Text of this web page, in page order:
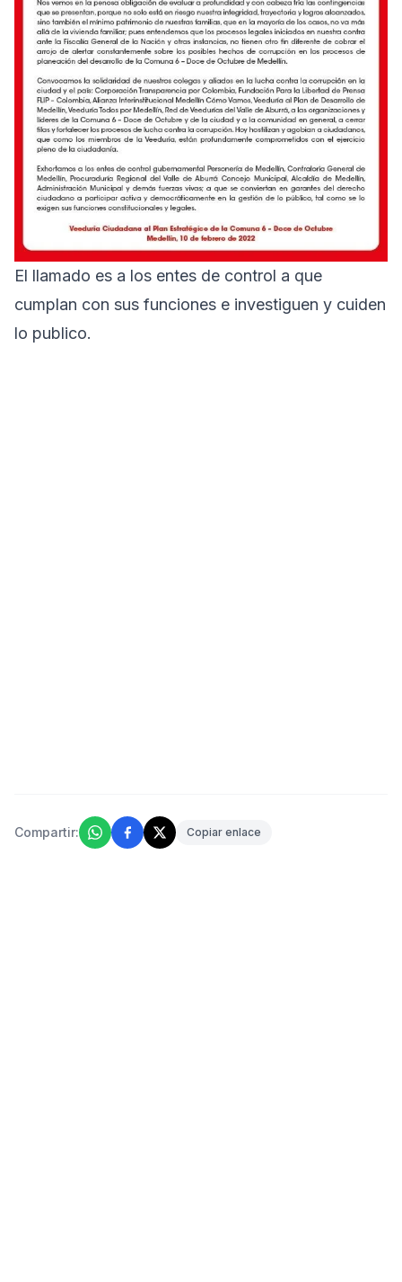
El llamado es a los entes de control a que
cumplan con sus funciones e investiguen y cuiden
lo publico.
Compartir: Copiar enlace